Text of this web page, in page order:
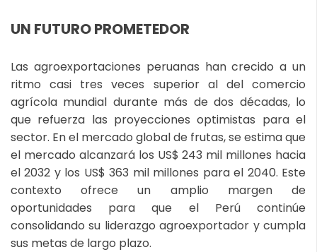
UN FUTURO PROMETEDOR
Las agroexportaciones peruanas han crecido a un
ritmo casi tres veces superior al del comercio
agrícola mundial durante más de dos décadas, lo
que refuerza las proyecciones optimistas para el
sector. En el mercado global de frutas, se estima que
el mercado alcanzará los US$ 243 mil millones hacia
el 2032 y los US$ 363 mil millones para el 2040. Este
contexto ofrece un amplio margen de
oportunidades para que el Perú continúe
consolidando su liderazgo agroexportador y cumpla
sus metas de largo plazo.